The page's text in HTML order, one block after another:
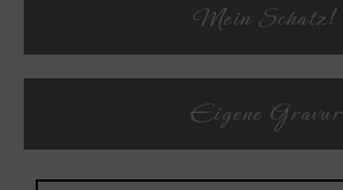
Textvorschau
Textvorschau
Mein Schatz!
Eigene Gravur